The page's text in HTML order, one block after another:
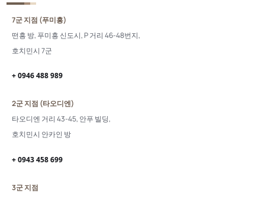
7군 지점 (푸미흥)
떤흥 방, 푸미흥 신도시, P 거리 46-48번지,
호치민시 7군
+ 0946 488 989
2군 지점 (타오디엔)
타오디엔 거리 43-45, 안푸 빌딩,
호치민시 안카인 방
+ 0943 458 699
3군 지점